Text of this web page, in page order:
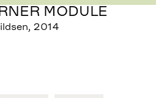
MODULE
, 2014